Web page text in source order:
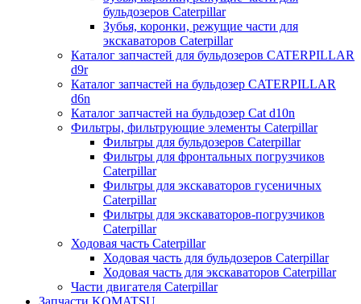
бульдозеров Caterpillar
Зубья, коронки, режущие части для
экскаваторов Caterpillar
Каталог запчастей для бульдозеров CATERPILLAR
d9r
Каталог запчастей на бульдозер CATERPILLAR
d6n
Каталог запчастей на бульдозер Сat d10n
Фильтры, фильтрующие элементы Caterpillar
Фильтры для бульдозеров Caterpillar
Фильтры для фронтальных погрузчиков
Caterpillar
Фильтры для экскаваторов гусеничных
Caterpillar
Фильтры для экскаваторов-погрузчиков
Caterpillar
Ходовая часть Caterpillar
Ходовая часть для бульдозеров Caterpillar
Ходовая часть для экскаваторов Caterpillar
Части двигателя Caterpillar
Запчасти KOMATSU